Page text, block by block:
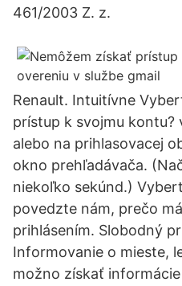
461/2003 Z. z.
Renault. Intuitívne
prístup k svojmu
alebo na prihlasovacej
okno prehľadávača.
niekoľko sekúnd.)
povedzte nám, prečo
prihlásením. Slobodný
Informovanie o mieste,
možno získať